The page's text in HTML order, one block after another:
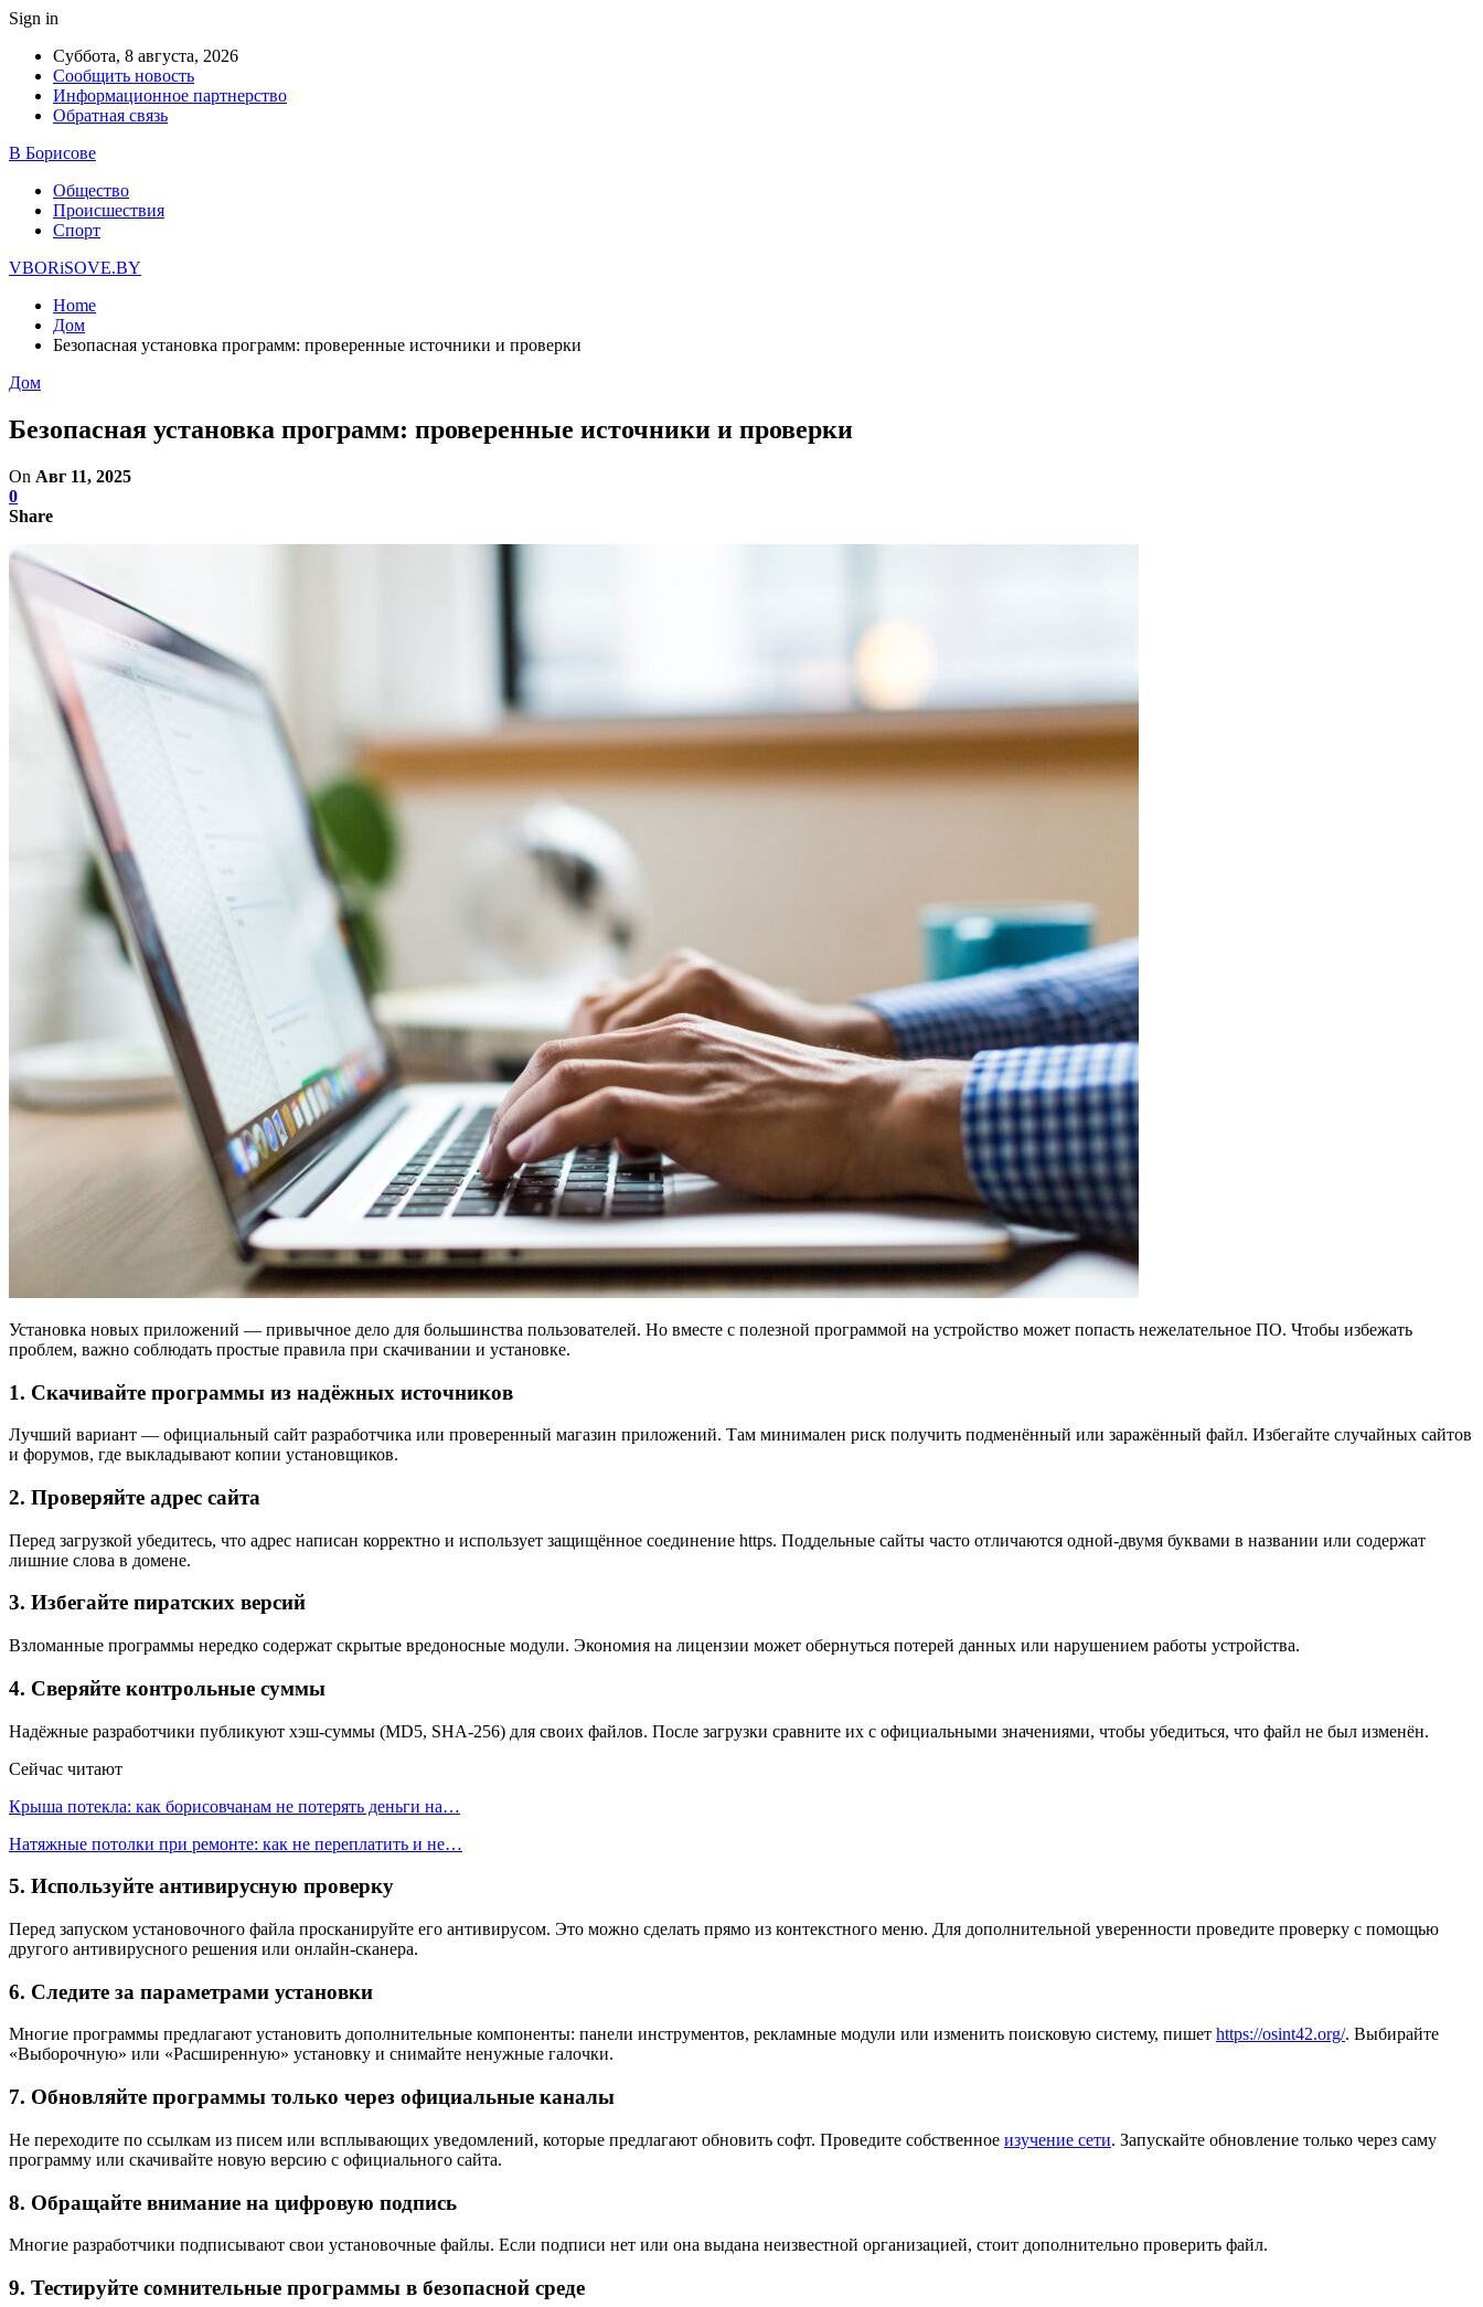
Sign in
Суббота, 8 августа, 2026
Сообщить новость
Информационное партнерство
Обратная связь
В Борисове
Общество
Происшествия
Спорт
VBORiSOVE.BY
Home
Дом
Безопасная установка программ: проверенные источники и проверки
Дом
Безопасная установка программ: проверенные источники и проверки
On Авг 11, 2025
0
Share
Установка новых приложений — привычное дело для большинства пользователей. Но вместе с полезной программой на устройство может попасть нежелательное ПО. Чтобы избежать
проблем, важно соблюдать простые правила при скачивании и установке.
1. Скачивайте программы из надёжных источников
Лучший вариант — официальный сайт разработчика или проверенный магазин приложений. Там минимален риск получить подменённый или заражённый файл. Избегайте случайных сайтов
и форумов, где выкладывают копии установщиков.
2. Проверяйте адрес сайта
Перед загрузкой убедитесь, что адрес написан корректно и использует защищённое соединение https. Поддельные сайты часто отличаются одной-двумя буквами в названии или содержат
лишние слова в домене.
3. Избегайте пиратских версий
Взломанные программы нередко содержат скрытые вредоносные модули. Экономия на лицензии может обернуться потерей данных или нарушением работы устройства.
4. Сверяйте контрольные суммы
Надёжные разработчики публикуют хэш-суммы (MD5, SHA-256) для своих файлов. После загрузки сравните их с официальными значениями, чтобы убедиться, что файл не был изменён.
Сейчас читают
Крыша потекла: как борисовчанам не потерять деньги на…
Натяжные потолки при ремонте: как не переплатить и не…
5. Используйте антивирусную проверку
Перед запуском установочного файла просканируйте его антивирусом. Это можно сделать прямо из контекстного меню. Для дополнительной уверенности проведите проверку с помощью
другого антивирусного решения или онлайн-сканера.
6. Следите за параметрами установки
Многие программы предлагают установить дополнительные компоненты: панели инструментов, рекламные модули или изменить поисковую систему, пишет https://osint42.org/. Выбирайте
«Выборочную» или «Расширенную» установку и снимайте ненужные галочки.
7. Обновляйте программы только через официальные каналы
Не переходите по ссылкам из писем или всплывающих уведомлений, которые предлагают обновить софт. Проведите собственное изучение сети. Запускайте обновление только через саму
программу или скачивайте новую версию с официального сайта.
8. Обращайте внимание на цифровую подпись
Многие разработчики подписывают свои установочные файлы. Если подписи нет или она выдана неизвестной организацией, стоит дополнительно проверить файл.
9. Тестируйте сомнительные программы в безопасной среде